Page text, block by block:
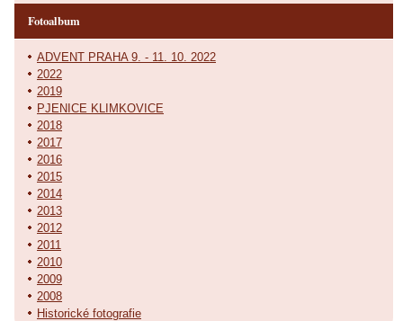
Fotoalbum
ADVENT PRAHA 9. - 11. 10. 2022
2022
2019
PJENICE KLIMKOVICE
2018
2017
2016
2015
2014
2013
2012
2011
2010
2009
2008
Historické fotografie